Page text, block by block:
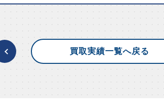
買取実績一覧へ戻る